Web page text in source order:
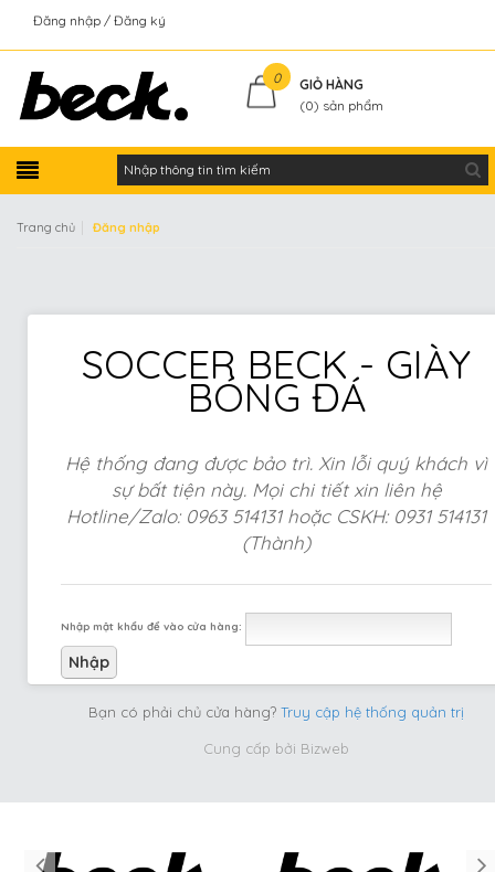
Đăng nhập Đăng ký
0
GIỎ HÀNG
(0) sản phẩm
Trang chủ Đăng nhập
SOCCER BECK - GIÀY
BÓNG ĐÁ
Hệ thống đang được bảo trì. Xin lỗi quý khách vì
sự bất tiện này. Mọi chi tiết xin liên hệ
Hotline/Zalo: 0963 514131 hoặc CSKH: 0931 514131
(Thành)
Nhập mật khẩu để vào cửa hàng:
Bạn có phải chủ cửa hàng? Truy cập hệ thống quản trị
Cung cấp bởi Bizweb